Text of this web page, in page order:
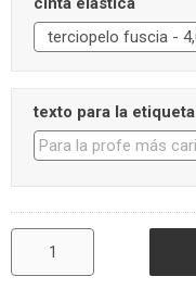
texto para la etiqueta